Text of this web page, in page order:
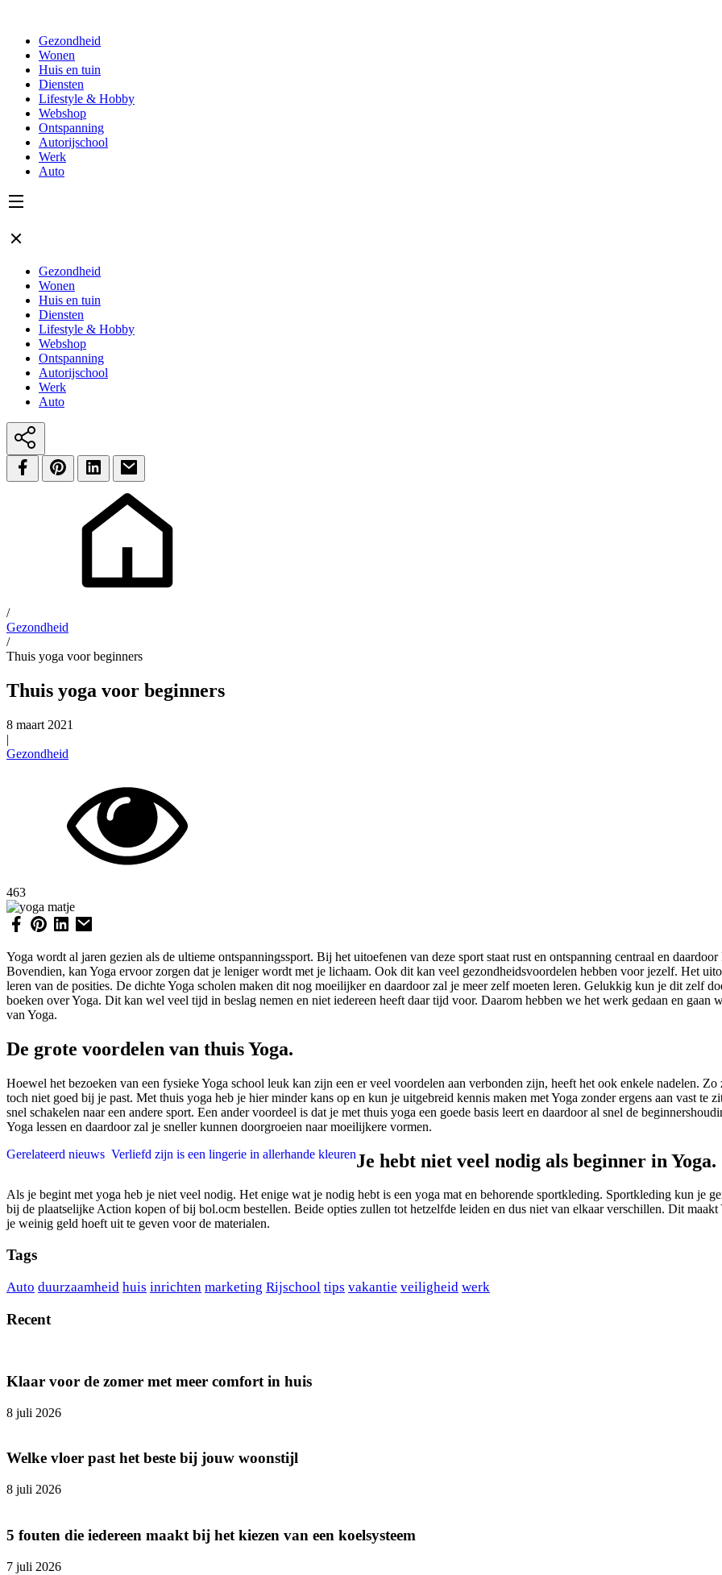
Gezondheid
Wonen
Huis en tuin
Diensten
Lifestyle & Hobby
Webshop
Ontspanning
Autorijschool
Werk
Auto
Gezondheid
Wonen
Huis en tuin
Diensten
Lifestyle & Hobby
Webshop
Ontspanning
Autorijschool
Werk
Auto
/
Gezondheid
/
Thuis yoga voor beginners
Thuis yoga voor beginners
8 maart 2021
|
Gezondheid
463
Yoga wordt al jaren gezien als de ultieme ontspanningssport. Bij het uitoefenen van deze sport staat rust en ontspanning centraal en
Bovendien, kan Yoga ervoor zorgen dat je leniger wordt met je lichaam. Ook dit kan veel gezondheidsvoordelen hebben voor jezelf. Het
leren van de posities. De dichte Yoga scholen maken dit nog moeilijker en daardoor zal je meer zelf moeten leren. Gelukkig kun je dit zelf
boeken over Yoga. Dit kan wel veel tijd in beslag nemen en niet iedereen heeft daar tijd voor. Daarom hebben we het werk gedaan en
van Yoga.
De grote voordelen van thuis Yoga.
Hoewel het bezoeken van een fysieke Yoga school leuk kan zijn een er veel voordelen aan verbonden zijn, heeft het ook enkele nadelen.
toch niet goed bij je past. Met thuis yoga heb je hier minder kans op en kun je uitgebreid kennis maken met Yoga zonder ergens aan vast
snel schakelen naar een andere sport. Een ander voordeel is dat je met thuis yoga een goede basis leert en daardoor al snel de
Yoga lessen en daardoor zal je sneller kunnen doorgroeien naar moeilijkere vormen.
Gerelateerd nieuws Verliefd zijn is een lingerie in allerhande kleurenJe hebt niet veel nodig als beginner in Yoga.
Als je begint met yoga heb je niet veel nodig. Het enige wat je nodig hebt is een yoga mat en behorende sportkleding. Sportkleding kun je
bij de plaatselijke Action kopen of bij bol.ocm bestellen. Beide opties zullen tot hetzelfde leiden en dus niet van elkaar verschillen. Dit
je weinig geld hoeft uit te geven voor de materialen.
Tags
Auto duurzaamheid huis inrichten marketing Rijschool tips vakantie veiligheid werk
Recent
Klaar voor de zomer met meer comfort in huis
8 juli 2026
Welke vloer past het beste bij jouw woonstijl
8 juli 2026
5 fouten die iedereen maakt bij het kiezen van een koelsysteem
7 juli 2026